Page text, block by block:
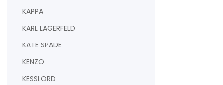
KAPPA
KARL LAGERFELD
KATE SPADE
KENZO
KESSLORD